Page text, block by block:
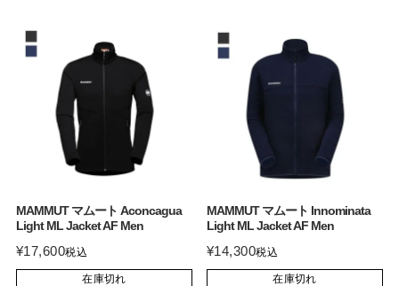
MAMMUT マムート Aconcagua
Light ML Jacket AF Men
¥17,600税込
在庫切れ
MAMMUT マムート Innominata
Light ML Jacket AF Men
¥14,300税込
在庫切れ